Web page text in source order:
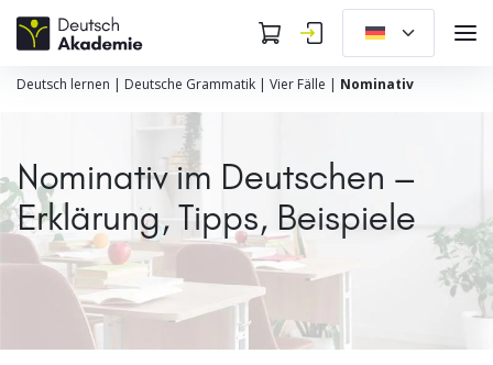
Deutsch lernen | Deutsche Grammatik | Vier Fälle | Nominativ
Nominativ im Deutschen –
Erklärung, Tipps, Beispiele